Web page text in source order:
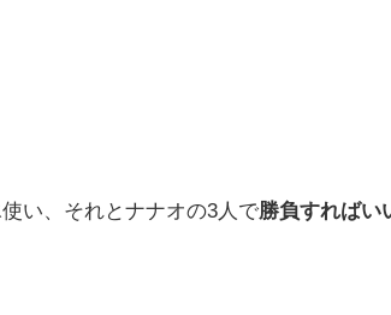
い、それとナナオの3人で勝負すればい